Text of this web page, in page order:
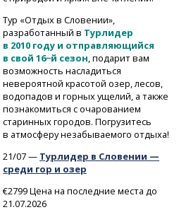
Тур «Отдых в Словении»,
разработанный в Турлидер
в 2010 году и отправляющийся
в свой 16−й сезон, подарит вам
возможность насладиться
невероятной красотой озер, лесов,
водопадов и горных ущелий, а также
познакомиться с очарованием
старинных городов. Погрузитесь
в атмосферу незабываемого отдыха!
21/07 — Турлидер в Словении —
среди гор и озер
€2799 Цена на последние места до
21.07.2026